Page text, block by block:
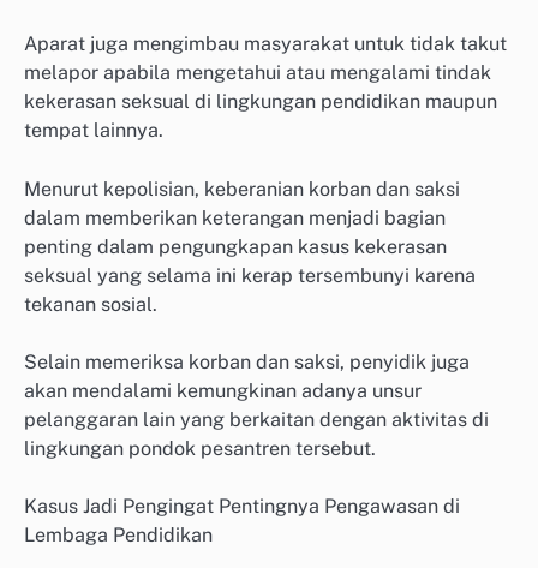
Aparat juga mengimbau masyarakat untuk tidak takut
melapor apabila mengetahui atau mengalami tindak
kekerasan seksual di lingkungan pendidikan maupun
tempat lainnya.
Menurut kepolisian, keberanian korban dan saksi
dalam memberikan keterangan menjadi bagian
penting dalam pengungkapan kasus kekerasan
seksual yang selama ini kerap tersembunyi karena
tekanan sosial.
Selain memeriksa korban dan saksi, penyidik juga
akan mendalami kemungkinan adanya unsur
pelanggaran lain yang berkaitan dengan aktivitas di
lingkungan pondok pesantren tersebut.
Kasus Jadi Pengingat Pentingnya Pengawasan di
Lembaga Pendidikan